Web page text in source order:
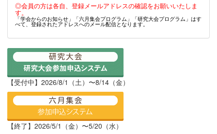
◎会員の方は各自、登録メールアドレスの確認をお願いいたしま
す。
「学会からのお知らせ」「六月集会プログラム」「研究大会プログラム」はす
べて、登録されたアドレスへのメール配信となります。
【受付中】2026/8/1（土）〜8/14（金）
【終了】2026/5/1（金）〜5/20（水）